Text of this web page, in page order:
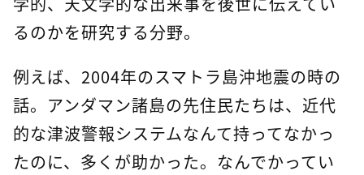
るのかを研究する分野。
例えば、2004年のスマトラ島沖地震の時の
話。アンダマン諸島の先住民たちは、近代
的な津波警報システムなんて持ってなかっ
たのに、多くが助かった。なんでかってい